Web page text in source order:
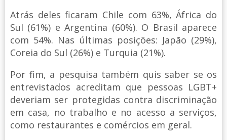
Atrás deles ficaram Chile com 63%, África do
Sul (61%) e Argentina (60%). O Brasil aparece
com 54%. Nas últimas posições: Japão (29%),
Coreia do Sul (26%) e Turquia (21%).
Por fim, a pesquisa também quis saber se os
entrevistados acreditam que pessoas LGBT+
deveriam ser protegidas contra discriminação
em casa, no trabalho e no acesso a serviços,
como restaurantes e comércios em geral.